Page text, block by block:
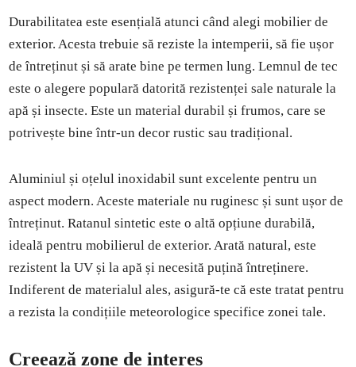
Durabilitatea este esențială atunci când alegi mobilier de
exterior. Acesta trebuie să reziste la intemperii, să fie ușor
de întreținut și să arate bine pe termen lung. Lemnul de tec
este o alegere populară datorită rezistenței sale naturale la
apă și insecte. Este un material durabil și frumos, care se
potrivește bine într-un decor rustic sau tradițional.
Aluminiul și oțelul inoxidabil sunt excelente pentru un
aspect modern. Aceste materiale nu ruginesc și sunt ușor de
întreținut. Ratanul sintetic este o altă opțiune durabilă,
ideală pentru mobilierul de exterior. Arată natural, este
rezistent la UV și la apă și necesită puțină întreținere.
Indiferent de materialul ales, asigură-te că este tratat pentru
a rezista la condițiile meteorologice specifice zonei tale.
Creează zone de interes